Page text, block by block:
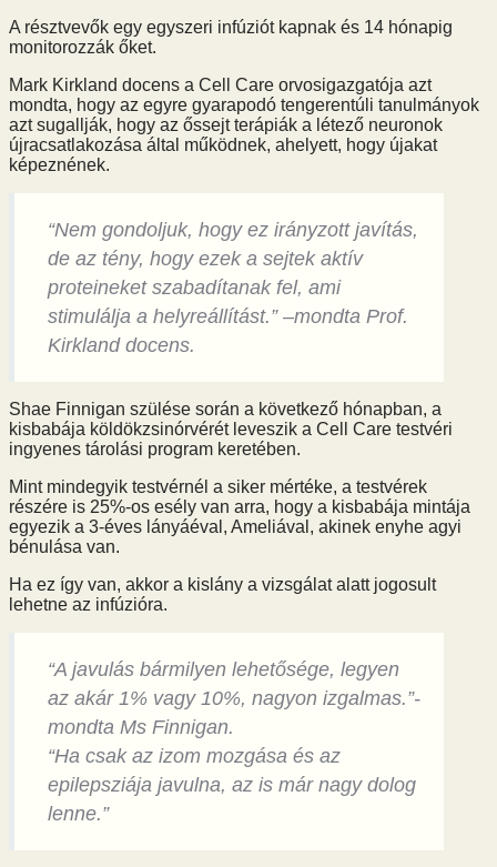
A résztvevők egy egyszeri infúziót kapnak és 14 hónapig
monitorozzák őket.
Mark Kirkland docens a Cell Care orvosigazgatója azt
mondta, hogy az egyre gyarapodó tengerentúli tanulmányok
azt sugallják, hogy az őssejt terápiák a létező neuronok
újracsatlakozása által működnek, ahelyett, hogy újakat
képeznének.
“Nem gondoljuk, hogy ez irányzott javítás,
de az tény, hogy ezek a sejtek aktív
proteineket szabadítanak fel, ami
stimulálja a helyreállítást.” –mondta Prof.
Kirkland docens.
Shae Finnigan szülése során a következő hónapban, a
kisbabája köldökzsinórvérét leveszik a Cell Care testvéri
ingyenes tárolási program keretében.
Mint mindegyik testvérnél a siker mértéke, a testvérek
részére is 25%-os esély van arra, hogy a kisbabája mintája
egyezik a 3-éves lányáéval, Ameliával, akinek enyhe agyi
bénulása van.
Ha ez így van, akkor a kislány a vizsgálat alatt jogosult
lehetne az infúzióra.
“A javulás bármilyen lehetősége, legyen
az akár 1% vagy 10%, nagyon izgalmas.”-
mondta Ms Finnigan.
“Ha csak az izom mozgása és az
epilepsziája javulna, az is már nagy dolog
lenne.”